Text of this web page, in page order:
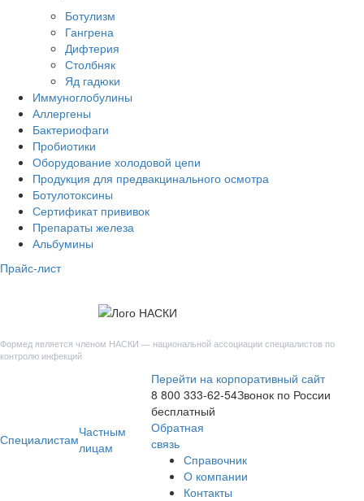
Ботулизм
Гангрена
Дифтерия
Столбняк
Яд гадюки
Иммуноглобулины
Аллергены
Бактериофаги
Пробиотики
Оборудование холодовой цепи
Продукция для предвакцинального осмотра
Ботулотоксины
Сертификат прививок
Препараты железа
Альбумины
Прайс-лист
Формед является членом НАСКИ — национальной ассоциации специалистов по
контролю инфекций
СпециалистамЧастным
лицам
Перейти на корпоративный сайт
8 800 333-62-54Звонок по России
бесплатный
Обратная
связь
Справочник
О компании
Контакты